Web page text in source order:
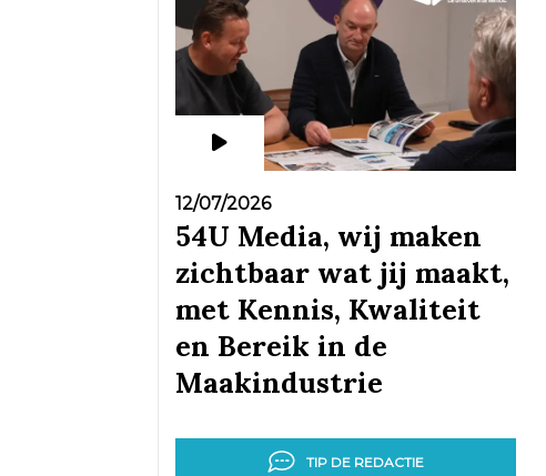
12/07/2026
54U Media, wij maken
zichtbaar wat jij maakt,
met Kennis, Kwaliteit
en Bereik in de
Maakindustrie
TIP DE REDACTIE